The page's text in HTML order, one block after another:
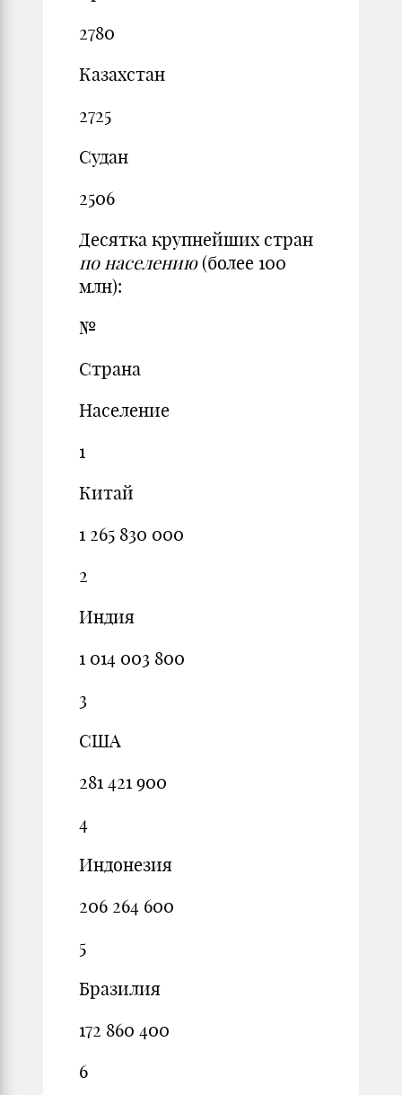
2780
Казахстан
2725
Судан
2506
Десятка крупнейших стран
по населению(более 100
млн):
№
Страна
Население
1
Китай
1 265 830 000
2
Индия
1 014 003 800
3
США
281 421 900
4
Индонезия
206 264 600
5
Бразилия
172 860 400
6